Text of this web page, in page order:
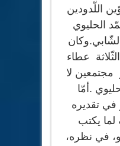
اللّدودين
الحليوي
عطاء
مجتمعين لا
.أمّا
في تقديره
يكتب
في نظره،